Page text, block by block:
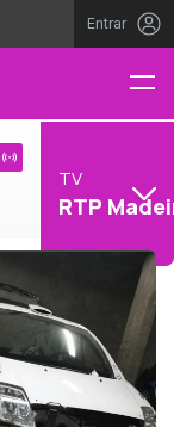
Entrar
TV
RTP